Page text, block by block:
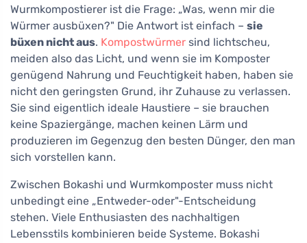
Wurmkompostierer ist die Frage: „Was, wenn mir die
Würmer ausbüxen?" Die Antwort ist einfach – sie
büxen nicht aus. Kompostwürmer sind lichtscheu,
meiden also das Licht, und wenn sie im Komposter
genügend Nahrung und Feuchtigkeit haben, haben sie
nicht den geringsten Grund, ihr Zuhause zu verlassen.
Sie sind eigentlich ideale Haustiere – sie brauchen
keine Spaziergänge, machen keinen Lärm und
produzieren im Gegenzug den besten Dünger, den man
sich vorstellen kann.
Zwischen Bokashi und Wurmkomposter muss nicht
unbedingt eine „Entweder-oder"-Entscheidung
stehen. Viele Enthusiasten des nachhaltigen
Lebensstils kombinieren beide Systeme. Bokashi